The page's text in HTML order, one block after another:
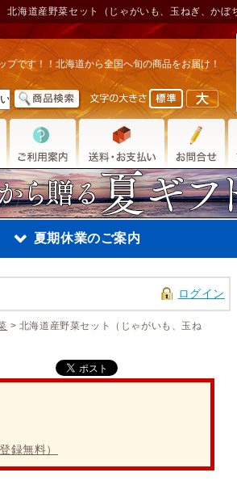
北海道産野菜セット（じゃがいも、玉ねぎ、か
プです！！北海道から全国へ旬の商品をお届け！
夏期休業のご案内
期休業のご案内
年8月11日 〜8月
12
ログイン
> 北海道産野菜セット（じゃがいも、玉ね
録無料）